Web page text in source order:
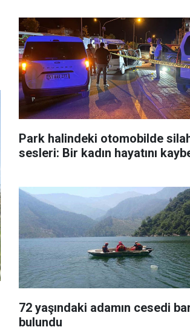
Park halindeki otomobilde
sesleri: Bir kadın hayatını
72 yaşındaki adamın cesedi
bulundu